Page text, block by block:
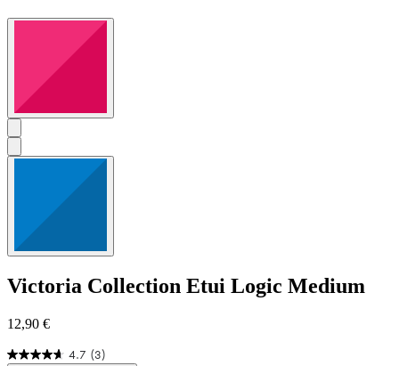
Victoria Collection Etui Logic Medium
12,90 €
4.7 (3)
4.7